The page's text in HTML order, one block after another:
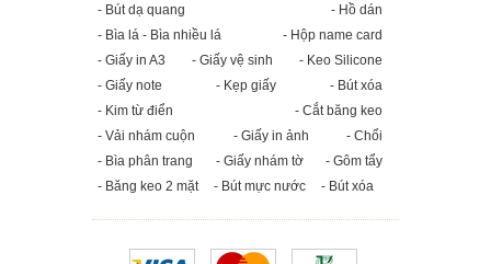
- Bút dạ quang
- Hồ dán
- Bìa lá - Bìa nhiều lá
- Hộp name card
- Giấy in A3
- Giấy vệ sinh
- Keo Silicone
- Giấy note
- Kẹp giấy
- Bút xóa
- Kim từ điển
- Cắt băng keo
- Vải nhám cuộn
- Giấy in ảnh
- Chổi
- Bìa phân trang
- Giấy nhám tờ
- Gôm tẩy
- Băng keo 2 mặt
- Bút mực nước - Bút xóa